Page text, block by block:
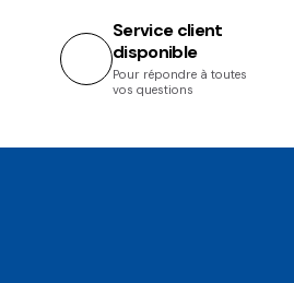
Service client
disponible
Pour répondre à toutes
vos questions